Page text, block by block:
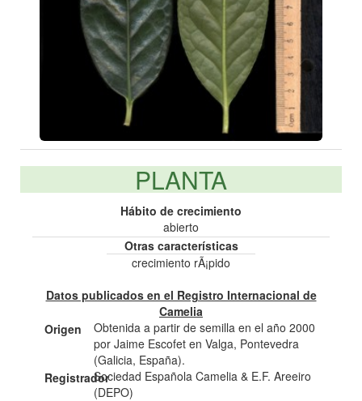
PLANTA
Hábito de crecimiento
abierto
Otras características
crecimiento rÃ¡pido
Datos publicados en el Registro Internacional de
Camelia
Origen
Obtenida a partir de semilla en el año 2000
por Jaime Escofet en Valga, Pontevedra
(Galicia, España).
RegistradorSociedad Española Camelia & E.F. Areeiro
(DEPO)